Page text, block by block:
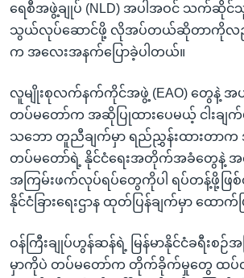
ရေစီအဖွဲ့ချုပ် (NLD) အပါအဝင် သက်ဆို
သွယ်လုပ်ဆောင်ဖို့ လိုအပ်တယ်ဆိုတာကိုလည်း
က အလေးအနက်ပြောခဲ့ပါတယ်။
လူမျိုးစုလက်နက်ကိုင်အဖွဲ့ (EAO) တွေနဲ့ အပ
တပ်မတော်က အဆိုပြုထားပေမယ့် ငါးချ
သဘော တူညီချက်မှာ ရည်ညွှန်းထားတာက
တပ်မတော်ရဲ့ နိုင်ငံရေးအတိုက်အခံတွေနဲ့ အ
အကြမ်းဖက်လုပ်ရပ်တွေကိုပါ ရပ်တန့်ဖို့ဖြ
နိုင်ငံခြားရေးဌာန ထုတ်ပြန်ချက်မှာ ထောက်
ဝန်ကြီးချုပ်ဟွန်ဆန်ရဲ့ မြန်မာနိုင်ငံခရီးစဉ်
မှာကိုပဲ တပ်မတော်က တိုက်ခိုက်မှုတွေ ထပ်လု